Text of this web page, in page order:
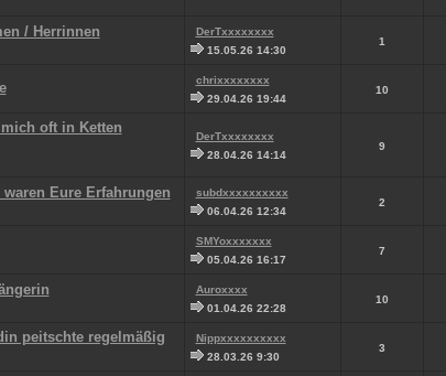
/ Herrinnen
DerTxxxxxxxx
15.05.26 14:30
1
chrixxxxxxxx
29.04.26 19:44
10
oft in Ketten
DerTxxxxxxxx
28.04.26 14:14
9
Eure Erfahrungen
subdxxxxxxxxxx
06.04.26 12:34
2
SMYoxxxxxxx
05.04.26 16:17
7
Auroxxxx
01.04.26 22:28
10
peitschte regelmäßig
Nippxxxxxxxxxx
28.03.26 9:30
3